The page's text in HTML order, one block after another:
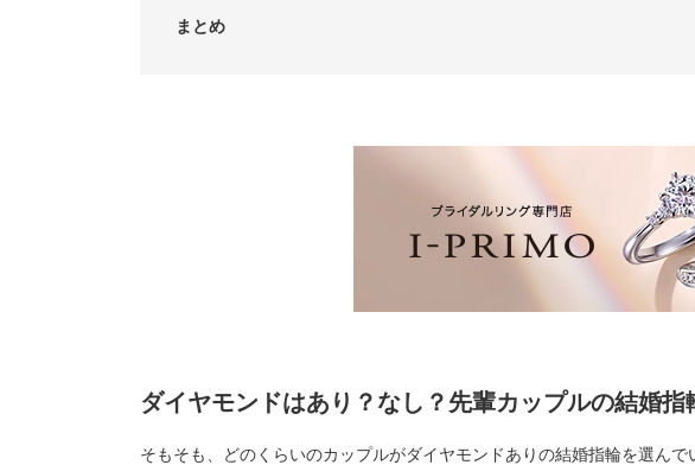
まとめ
ダイヤモンドはあり？なし？先輩カップルの結婚指
そもそも、どのくらいのカップルがダイヤモンドありの結婚指輪を選んで